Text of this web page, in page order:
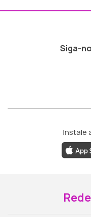
Siga-
Instale